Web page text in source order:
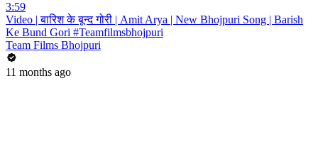
3:59
Video | बारिश के बून्द गोरी | Amit Arya | New Bhojpuri Song | Barish
Ke Bund Gori #Teamfilmsbhojpuri
Team Films Bhojpuri
11 months ago